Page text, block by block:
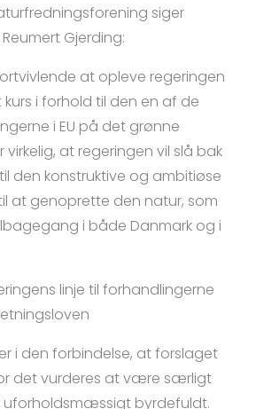
siger
Gjerding:
at opleve regeringen
i forhold til den en af de
i EU på det grønne
virkelig, at regeringen vil slå bak
den konstruktive og ambitiøse
at genoprette den natur, som
i både Danmark og i
linje til forhandlingerne
i den forbindelse, at forslaget
det vurderes at være særligt
uforholdsmæssigt byrdefuldt.